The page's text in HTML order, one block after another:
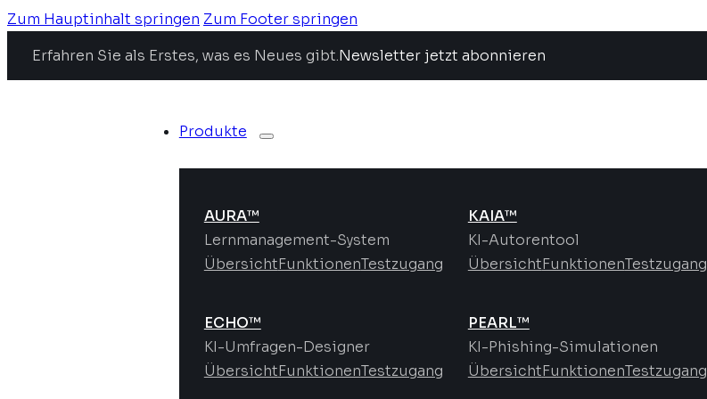
Zum Hauptinhalt springen Zum Footer springen
Erfahren Sie als Erstes, was es Neues gibt.Newsletter jetzt abonnieren
Produkte
AURA™
Lernmanagement-System
ÜbersichtFunktionenTestzugang
KAIA™
KI-Autorentool
ÜbersichtFunktionenTestzugang
ECHO™
KI-Umfragen-Designer
ÜbersichtFunktionenTestzugang
PEARL™
KI-Phishing-Simulationen
ÜbersichtFunktionenTestzugang